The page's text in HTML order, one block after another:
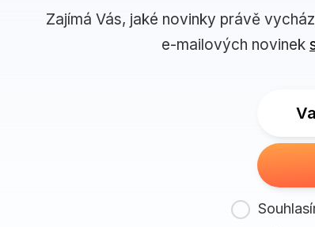
Zajímá Vás, jaké novinky právě
e-mailových novinek